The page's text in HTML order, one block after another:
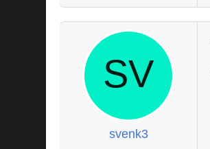
svenk3